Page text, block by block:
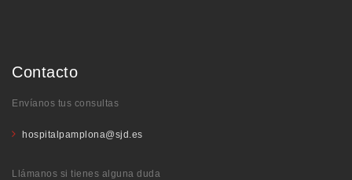
Contacto
Envíanos tus consultas
hospitalpamplona@sjd.es
Llámanos si tienes alguna duda